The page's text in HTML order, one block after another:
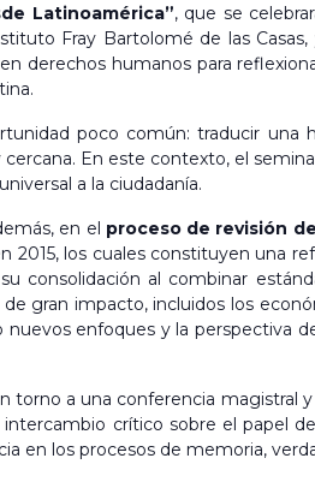
Latinoamérica”, que se
Fray Bartolomé de las
derechos humanos para
poco común: traducir una
En este contexto, el
a la ciudadanía.
en el proceso de revisión
2015, los cuales constituyen una
consolidación al combinar
gran impacto, incluidos los
nuevos enfoques y la perspectiva
torno a una conferencia
crítico sobre el papel
en los procesos de memoria,